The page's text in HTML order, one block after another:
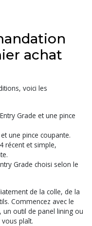
achat
voici les
Grade et une pince
une pince coupante.
récent et simple,
Grade choisi selon le
de la colle, de la
Commencez avec le
un outil de panel lining ou
plaît.